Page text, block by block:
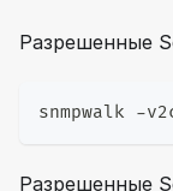
Разрешенные
snmpwalk -
Разрешенные